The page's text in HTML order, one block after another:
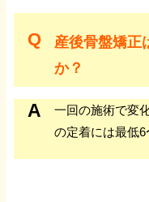
病院
産後骨盤矯正
か？
一回の施術で変
の定着には最低6